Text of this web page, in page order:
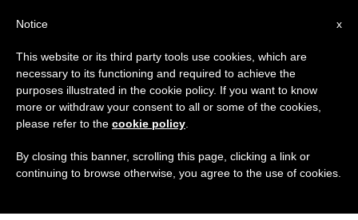
x
Notice
This website or its third party tools use cookies, which are
necessary to its functioning and required to achieve the
purposes illustrated in the cookie policy. If you want to know
more or withdraw your consent to all or some of the cookies,
please refer to the cookie policy
By closing this banner, scrolling this page, clicking a link or
continuing to browse otherwise, you agree to the use of cookies.